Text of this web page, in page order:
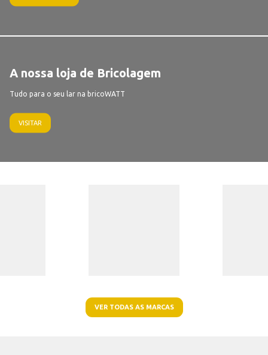
A nossa loja de Bricolagem
Tudo para o seu lar na bricoWATT
VISITAR
VER TODAS AS MARCAS